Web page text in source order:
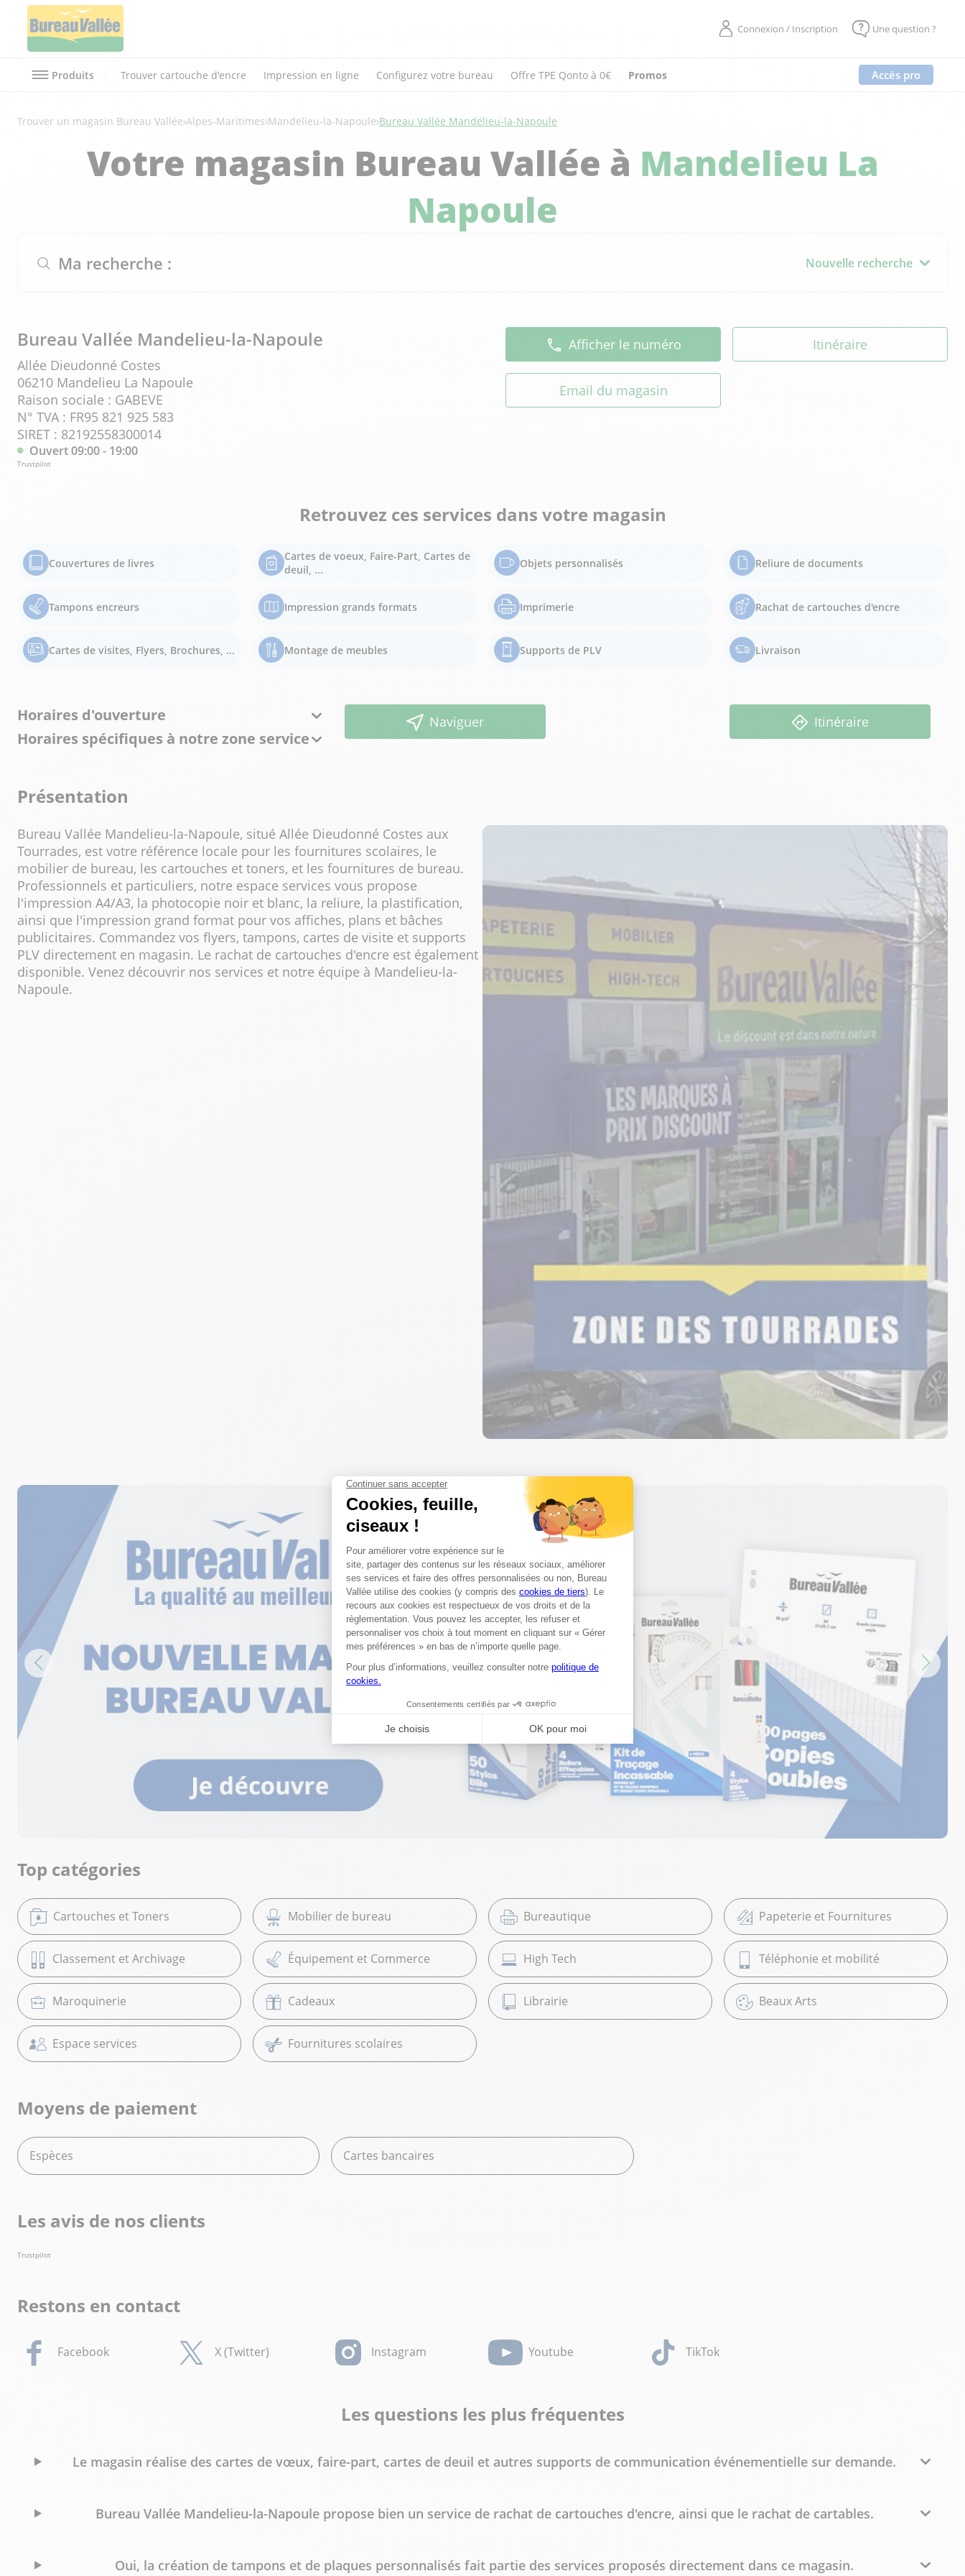
Connexion / Inscription Une question ?
Produits Trouver cartouche d'encre Impression en ligne Configurez votre bureau Offre TPE Qonto à 0€ Promos Accès pro
Trouver un magasin Bureau Vallée Alpes-Maritimes Mandelieu-la-Napoule Bureau Vallée Mandelieu-la-Napoule
Votre magasin Bureau Vallée à Mandelieu La
Napoule
Ma recherche : Nouvelle recherche
Bureau Vallée Mandelieu-la-Napoule
Allée Dieudonné Costes
06210 Mandelieu La Napoule
Raison sociale : GABEVE
N° TVA : FR95 821 925 583
SIRET : 82192558300014
Ouvert 09:00 - 19:00
Trustpilot
Afficher le numéro Itinéraire
Email du magasin
Retrouvez ces services dans votre magasin
Couvertures de livres
Cartes de voeux, Faire-Part, Cartes de
deuil, ...
Objets personnalisés Reliure de documents
Tampons encreurs Impression grands formats Imprimerie Rachat de cartouches d'encre
Cartes de visites, Flyers, Brochures, ... Montage de meubles Supports de PLV Livraison
Horaires d'ouverture
Horaires spécifiques à notre zone service
Naviguer Itinéraire
Présentation
Bureau Vallée Mandelieu-la-Napoule, situé Allée Dieudonné Costes aux
Tourrades, est votre référence locale pour les fournitures scolaires, le
mobilier de bureau, les cartouches et toners, et les fournitures de bureau.
Professionnels et particuliers, notre espace services vous propose
l'impression A4/A3, la photocopie noir et blanc, la reliure, la plastification,
ainsi que l'impression grand format pour vos affiches, plans et bâches
publicitaires. Commandez vos flyers, tampons, cartes de visite et supports
PLV directement en magasin. Le rachat de cartouches d'encre est également
disponible. Venez découvrir nos services et notre équipe à Mandelieu-la-
Napoule.
Top catégories
Cartouches et Toners Mobilier de bureau Bureautique Papeterie et Fournitures
Classement et Archivage Équipement et Commerce High Tech Téléphonie et mobilité
Maroquinerie Cadeaux Librairie Beaux Arts
Espace services Fournitures scolaires
Moyens de paiement
Espèces Cartes bancaires
Les avis de nos clients
Trustpilot
Restons en contact
Facebook X (Twitter) Instagram Youtube TikTok
Les questions les plus fréquentes
Le magasin réalise des cartes de vœux, faire-part, cartes de deuil et autres supports de communication événementielle sur demande.
Bureau Vallée Mandelieu-la-Napoule propose bien un service de rachat de cartouches d'encre, ainsi que le rachat de cartables.
Oui, la création de tampons et de plaques personnalisés fait partie des services proposés directement dans ce magasin.